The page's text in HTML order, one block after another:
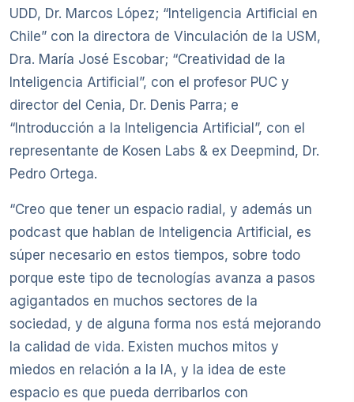
UDD, Dr. Marcos López; “Inteligencia Artificial en
Chile” con la directora de Vinculación de la USM,
Dra. María José Escobar; “Creatividad de la
Inteligencia Artificial”, con el profesor PUC y
director del Cenia, Dr. Denis Parra; e
“Introducción a la Inteligencia Artificial”, con el
representante de Kosen Labs & ex Deepmind, Dr.
Pedro Ortega.
“Creo que tener un espacio radial, y además un
podcast que hablan de Inteligencia Artificial, es
súper necesario en estos tiempos, sobre todo
porque este tipo de tecnologías avanza a pasos
agigantados en muchos sectores de la
sociedad, y de alguna forma nos está mejorando
la calidad de vida. Existen muchos mitos y
miedos en relación a la IA, y la idea de este
espacio es que pueda derribarlos con